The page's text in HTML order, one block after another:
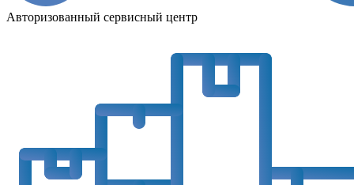
Авторизованный сервисный центр